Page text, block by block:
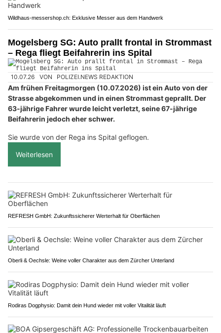
Wildhaus-messershop.ch: Exklusive Messer aus dem Handwerk
Mogelsberg SG: Auto prallt frontal in Strommast
– Rega fliegt Beifahrerin ins Spital
10.07.26 VON POLIZEI.NEWS REDAKTION
Am frühen Freitagmorgen (10.07.2026) ist ein Auto von der
Strasse abgekommen und in einen Strommast geprallt. Der
63-jährige Fahrer wurde leicht verletzt, seine 67-jährige
Beifahrerin jedoch eher schwer.
Sie wurde von der Rega ins Spital geflogen.
Weiterlesen
REFRESH GmbH: Zukunftssicherer Werterhalt für Oberflächen
Oberli & Oechsle: Weine voller Charakter aus dem Zürcher Unterland
Rodiras Dogphysio: Damit dein Hund wieder mit voller Vitalität läuft